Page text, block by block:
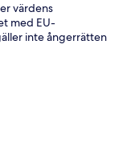
värdens
med EU-
inte ångerrätten